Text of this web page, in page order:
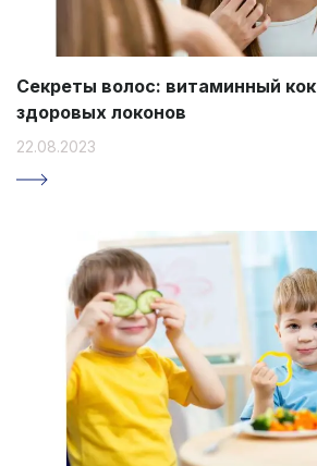
Секреты волос: витаминный
здоровых локонов
22.08.2023